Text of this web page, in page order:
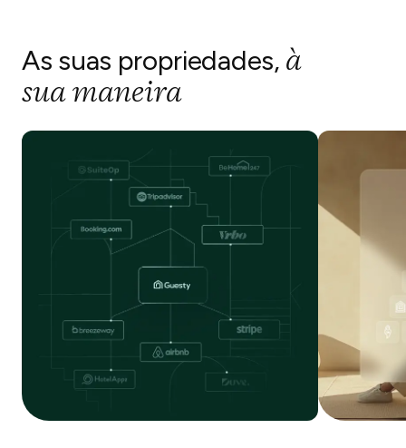
As suas propriedades, à
sua maneira